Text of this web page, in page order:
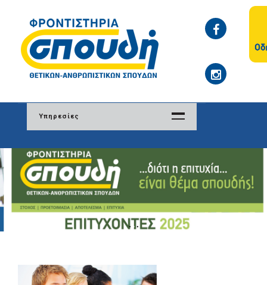
Υπηρεσίες
Το Φροντιστήριο
Φιλοσοφία
Δομή
Ενημέρωση γονέων
Κατάρτιση τμημάτων